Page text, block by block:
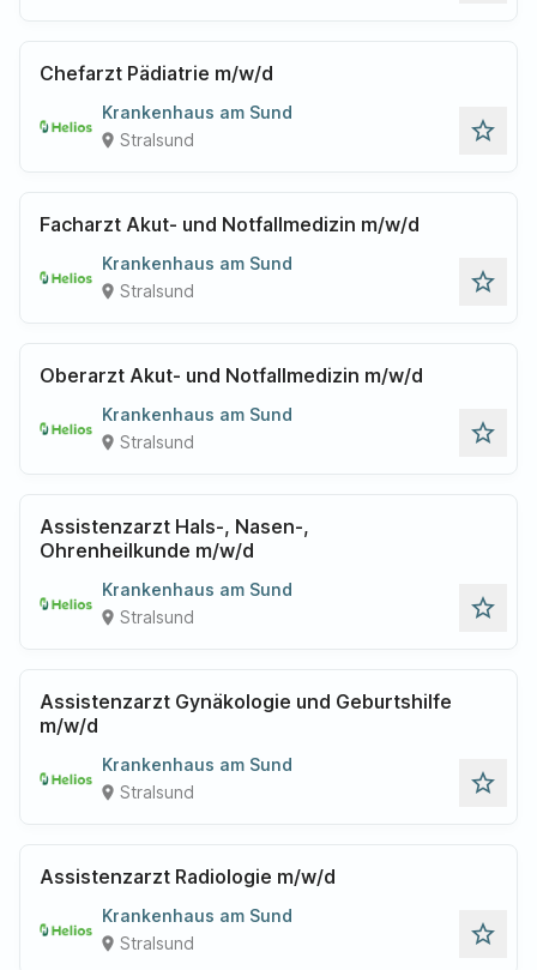
Chefarzt Pädiatrie m/w/d
Krankenhaus am Sund
place Stralsund star_outline
Facharzt Akut- und Notfallmedizin m/w/d
Krankenhaus am Sund
place Stralsund star_outline
Oberarzt Akut- und Notfallmedizin m/w/d
Krankenhaus am Sund
place Stralsund star_outline
Assistenzarzt Hals-, Nasen-,
Ohrenheilkunde m/w/d
Krankenhaus am Sund
place Stralsund star_outline
Assistenzarzt Gynäkologie und Geburtshilfe
m/w/d
Krankenhaus am Sund
place Stralsund star_outline
Assistenzarzt Radiologie m/w/d
Krankenhaus am Sund
place Stralsund star_outline